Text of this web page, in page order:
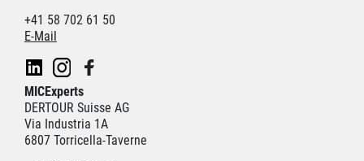
+41 58 702 61 50
E-Mail
MICExperts
DERTOUR Suisse AG
Via Industria 1A
6807 Torricella-Taverne